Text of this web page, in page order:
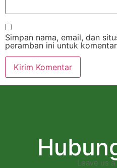
Simpan nama, email, dan
peramban ini untuk
Leave us